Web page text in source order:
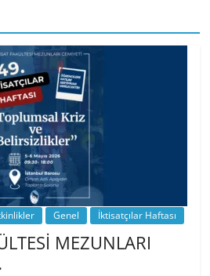
İÇİMİZDEN BİRİ PROF.
Genel İktisatçılar Haftası
MEZUNLARI